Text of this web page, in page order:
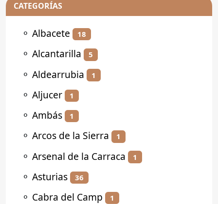
CATEGORÍAS
⚬ Albacete 18
⚬ Alcantarilla 5
⚬ Aldearrubia 1
⚬ Aljucer 1
⚬ Ambás 1
⚬ Arcos de la Sierra 1
⚬ Arsenal de la Carraca 1
⚬ Asturias 36
⚬ Cabra del Camp 1